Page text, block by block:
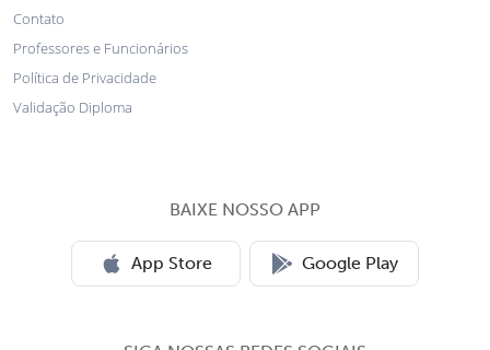
Contato
Professores e Funcionários
Política de Privacidade
Validação Diploma
BAIXE NOSSO APP
App Store Google Play